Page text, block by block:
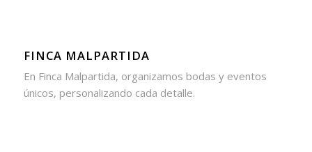
FINCA MALPARTIDA
En Finca Malpartida, organizamos bodas y eventos
únicos, personalizando cada detalle.